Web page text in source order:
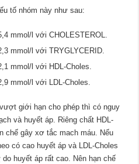
tố nhóm này như sau:
mmol/l với CHOLESTEROL.
mmol/l với TRYGLYCERID.
mmol/l với HDL-Choles.
mmol/l với LDL-Choles.
giới hạn cho phép thì có nguy
và huyết áp. Riêng chất HDL-
chế gây xơ tắc mach máu. Nếu
có cao huyết áp và LDL-Choles
huyết áp rất cao. Nên hạn chế